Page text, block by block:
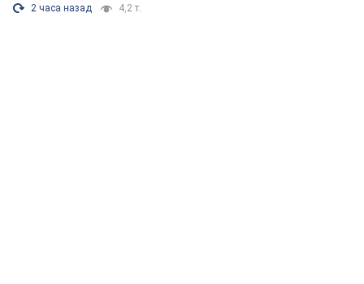
2 часа назад 4,2 т.